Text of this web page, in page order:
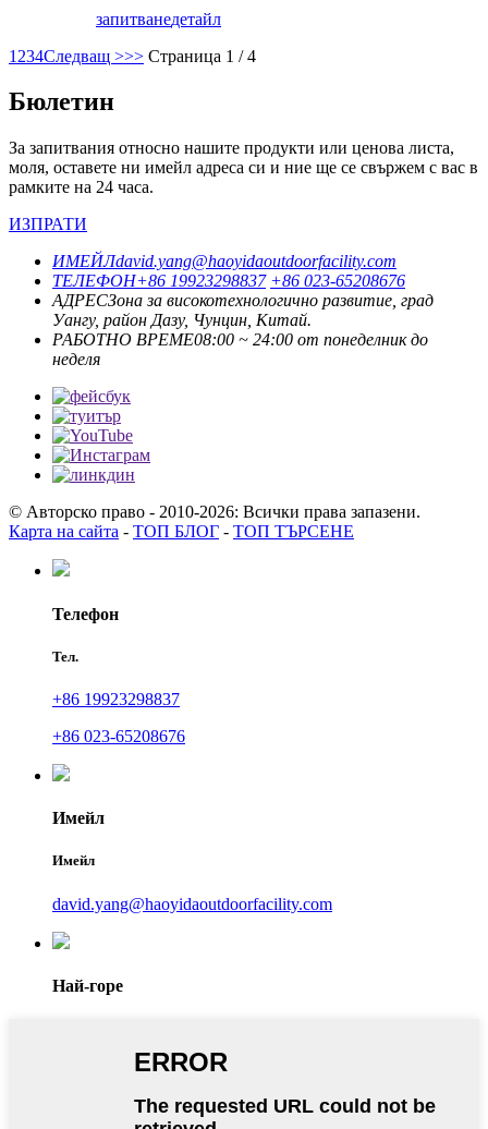
запитванедетайл
1 234Следващ >>> Страница 1 / 4
Бюлетин
За запитвания относно нашите продукти или ценова листа,
моля, оставете ни имейл адреса си и ние ще се свържем с вас в
рамките на 24 часа.
ИЗПРАТИ
ИМЕЙЛdavid.yang@haoyidaoutdoorfacility.com
ТЕЛЕФОН+86 19923298837 +86 023-65208676
АДРЕСЗона за високотехнологично развитие, град
Уангу, район Дазу, Чунцин, Китай.
РАБОТНО ВРЕМЕ08:00 ~ 24:00 от понеделник до
неделя
© Авторско право - 2010-2026: Всички права запазени.
Карта на сайта - ТОП БЛОГ - ТОП ТЪРСЕНЕ
Телефон
Тел.
+86 19923298837
+86 023-65208676
Имейл
Имейл
david.yang@haoyidaoutdoorfacility.com
Най-горе